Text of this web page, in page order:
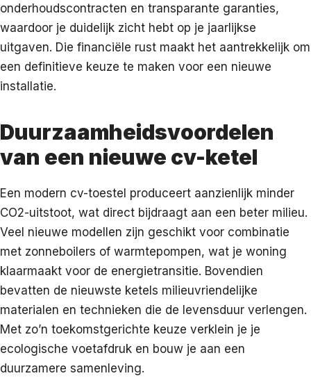
onderhoudscontracten en transparante garanties,
waardoor je duidelijk zicht hebt op je jaarlijkse
uitgaven. Die financiële rust maakt het aantrekkelijk om
een definitieve keuze te maken voor een nieuwe
installatie.
Duurzaamheidsvoordelen
van een nieuwe cv-ketel
Een modern cv-toestel produceert aanzienlijk minder
CO2-uitstoot, wat direct bijdraagt aan een beter milieu.
Veel nieuwe modellen zijn geschikt voor combinatie
met zonneboilers of warmtepompen, wat je woning
klaarmaakt voor de energietransitie. Bovendien
bevatten de nieuwste ketels milieuvriendelijke
materialen en technieken die de levensduur verlengen.
Met zo’n toekomstgerichte keuze verklein je je
ecologische voetafdruk en bouw je aan een
duurzamere samenleving.